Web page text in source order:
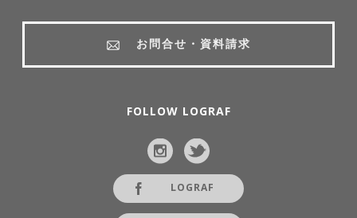
お問合せ・資料請求
FOLLOW LOGRAF
LOGRAF